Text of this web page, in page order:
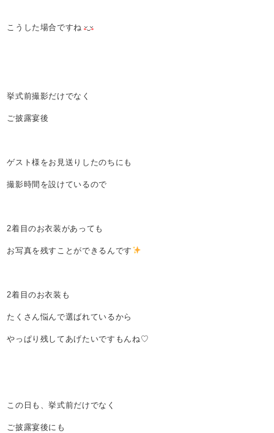
こうした場合ですね
挙式前撮影だけでなく
ご披露宴後
ゲスト様をお見送りしたのちにも
撮影時間を設けているので
2着目のお衣装があっても
お写真を残すことができるんです
2着目のお衣装も
たくさん悩んで選ばれているから
やっぱり残してあげたいですもんね♡
この日も、挙式前だけでなく
ご披露宴後にも